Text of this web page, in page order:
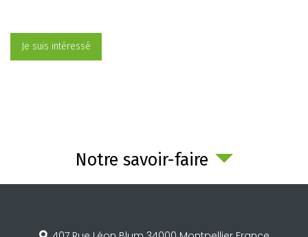
Je suis intéressé
Notre savoir-faire